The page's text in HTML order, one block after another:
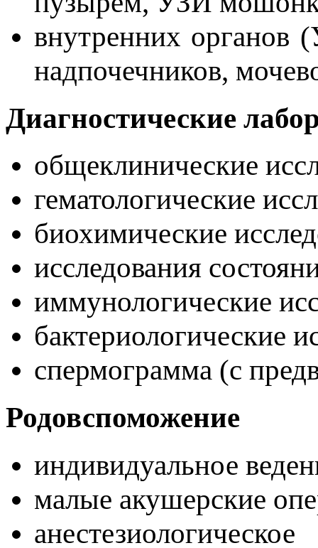
внутренних
надпочечников,
Диагностические
общеклинические
гематологические
биохимические
исследования
иммунологические
бактериологические
спермограмма (с
Родовспоможение
индивидуальное
малые акушерские